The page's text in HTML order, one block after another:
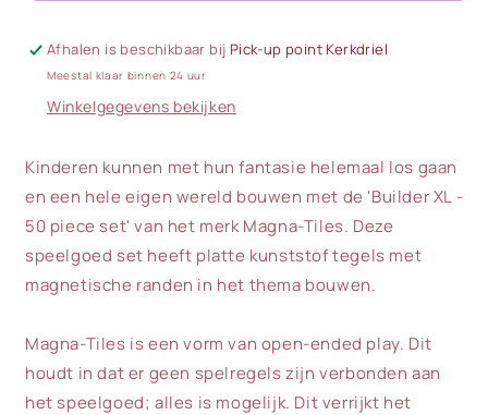
Builder
XL
Tegels
50
stuks
Builder
XL
Tegels
stuks
Afhalen is beschikbaar bij Pick-up point Kerkdriel
Meestal klaar binnen 24 uur
Winkelgegevens bekijken
Kinderen kunnen met hun fantasie helemaal los gaan
en een hele eigen wereld bouwen met de 'Builder XL -
50 piece set' van het merk Magna-Tiles. Deze
speelgoed set heeft platte kunststof tegels met
magnetische randen in het thema bouwen.
Magna-Tiles is een vorm van open-ended play. Dit
houdt in dat er geen spelregels zijn verbonden aan
het speelgoed; alles is mogelijk. Dit verrijkt het